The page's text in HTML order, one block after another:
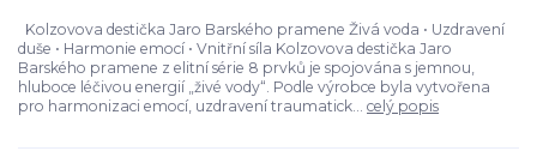
Kolzovova destička Jaro Barského pramene Živá voda • Uzdravení
duše • Harmonie emocí • Vnitřní síla Kolzovova destička Jaro
Barského pramene z elitní série 8 prvků je spojována s jemnou,
hluboce léčivou energií „živé vody“. Podle výrobce byla vytvořena
pro harmonizaci emocí, uzdravení traumatick... celý popis